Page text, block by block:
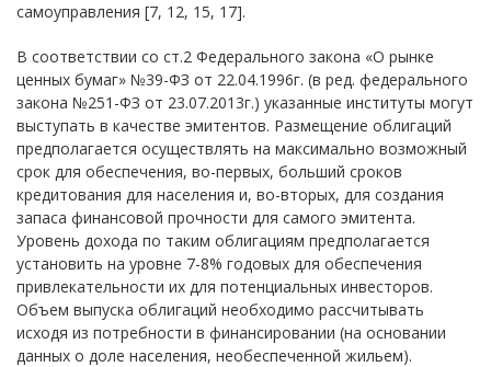
самоуправления [7, 12, 15, 17].
В соответствии со ст.2 Федерального закона «О рынке
ценных бумаг» №39-ФЗ от 22.04.1996г. (в ред. федерального
закона №251-ФЗ от 23.07.2013г.) указанные институты могут
выступать в качестве эмитентов. Размещение облигаций
предполагается осуществлять на максимально возможный
срок для обеспечения, во-первых, больший сроков
кредитования для населения и, во-вторых, для создания
запаса финансовой прочности для самого эмитента.
Уровень дохода по таким облигациям предполагается
установить на уровне 7-8% годовых для обеспечения
привлекательности их для потенциальных инвесторов.
Объем выпуска облигаций необходимо рассчитывать
исходя из потребности в финансировании (на основании
данных о доле населения, необеспеченной жильем).